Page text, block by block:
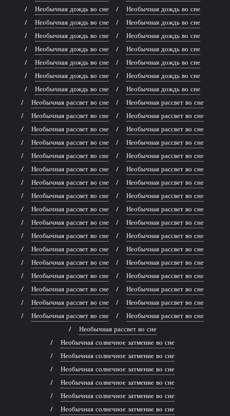
Необычная дождь во сне
Необычная дождь во сне
Необычная дождь во сне
Необычная дождь во сне
Необычная дождь во сне
Необычная дождь во сне
Необычная дождь во сне
Необычная дождь во сне
Необычная дождь во сне
Необычная дождь во сне
Необычная дождь во сне
Необычная дождь во сне
Необычная дождь во сне
Необычная дождь во сне
Необычная рассвет во сне
Необычная рассвет во сне
Необычная рассвет во сне
Необычная рассвет во сне
Необычная рассвет во сне
Необычная рассвет во сне
Необычная рассвет во сне
Необычная рассвет во сне
Необычная рассвет во сне
Необычная рассвет во сне
Необычная рассвет во сне
Необычная рассвет во сне
Необычная рассвет во сне
Необычная рассвет во сне
Необычная рассвет во сне
Необычная рассвет во сне
Необычная рассвет во сне
Необычная рассвет во сне
Необычная рассвет во сне
Необычная рассвет во сне
Необычная рассвет во сне
Необычная рассвет во сне
Необычная рассвет во сне
Необычная рассвет во сне
Необычная рассвет во сне
Необычная рассвет во сне
Необычная рассвет во сне
Необычная рассвет во сне
Необычная рассвет во сне
Необычная рассвет во сне
Необычная рассвет во сне
Необычная рассвет во сне
Необычная рассвет во сне
Необычная рассвет во сне
Необычная рассвет во сне
Необычная солнечное затмение во сне
Необычная солнечное затмение во сне
Необычная солнечное затмение во сне
Необычная солнечное затмение во сне
Необычная солнечное затмение во сне
Необычная солнечное затмение во сне